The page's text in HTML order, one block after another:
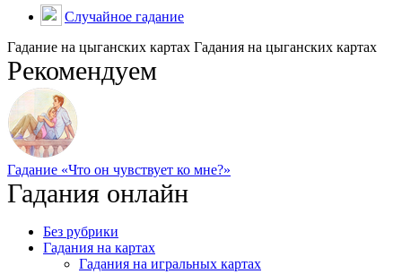
Случайное гадание
Гадание на цыганских картах Гадания на цыганских картах
Рекомендуем
Гадание «Что он чувствует ко мне?»
Гадания онлайн
Без рубрики
Гадания на картах
Гадания на игральных картах